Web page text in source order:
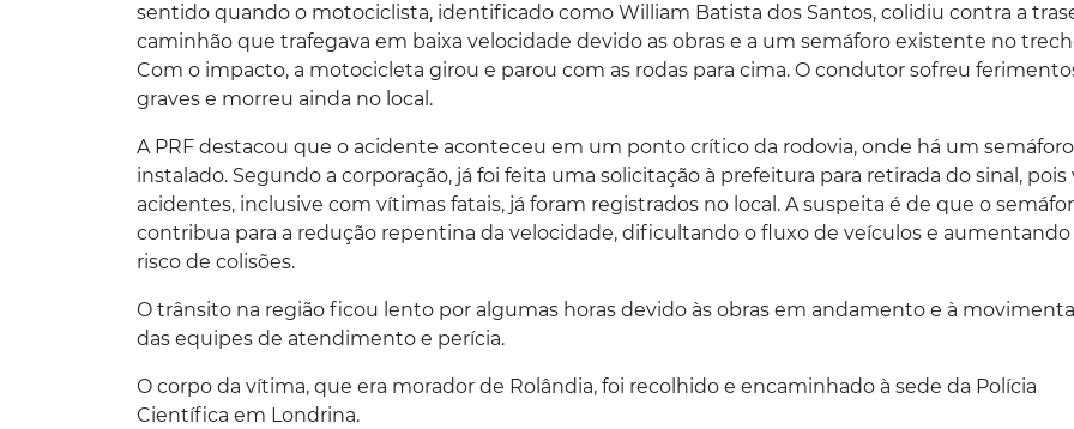
sentido quando o motociclista, identificado como William Batista dos Santos, colidiu contra a
caminhão que trafegava em baixa velocidade devido as obras e a um semáforo existente no
Com o impacto, a motocicleta girou e parou com as rodas para cima. O condutor sofreu
graves e morreu ainda no local.
A PRF destacou que o acidente aconteceu em um ponto crítico da rodovia, onde há um semáforo
instalado. Segundo a corporação, já foi feita uma solicitação à prefeitura para retirada do sinal, pois
acidentes, inclusive com vítimas fatais, já foram registrados no local. A suspeita é de que o
contribua para a redução repentina da velocidade, dificultando o fluxo de veículos e aumentando
risco de colisões.
O trânsito na região ficou lento por algumas horas devido às obras em andamento e à
das equipes de atendimento e perícia.
O corpo da vítima, que era morador de Rolândia, foi recolhido e encaminhado à sede da Polícia
Científica em Londrina.